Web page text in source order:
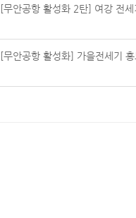
[무안공항 활성화 2탄] 여강 전세
[무안공항 활성화] 가을전세기